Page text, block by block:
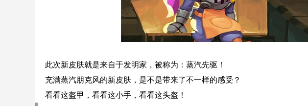
此次新皮肤就是来自于发明家，被称为：蒸汽先驱！
充满蒸汽朋克风的新皮肤，是不是带来了不一样的感受？
看看这盔甲，看看这小手，看看这头盔！